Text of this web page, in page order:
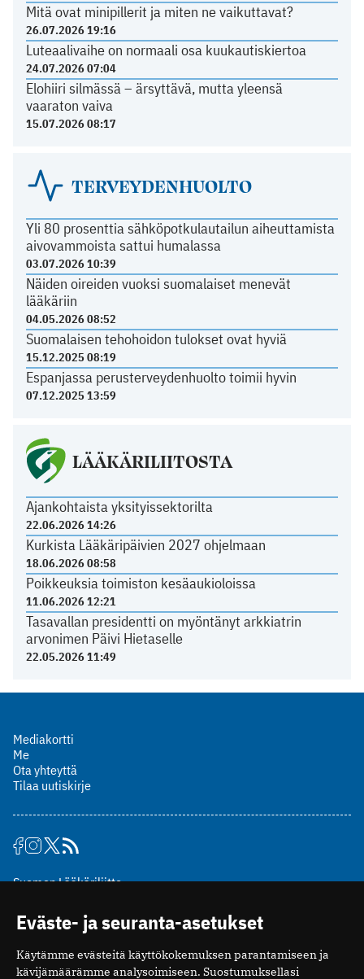
Mitä ovat minipillerit ja miten ne vaikuttavat?
26.07.2026 19:16
Luteaalivaihe on normaali osa kuukautiskiertoa
24.07.2026 07:04
Elohiiri silmässä – ärsyttävä, mutta yleensä
vaaraton vaiva
15.07.2026 08:17
TERVEYDENHUOLTO
Yli 80 prosenttia sähköpotkulautailun aiheuttamista
aivovammoista sattui humalassa
03.07.2026 10:39
Näiden oireiden vuoksi suomalaiset menevät
lääkäriin
04.05.2026 08:52
Suomalaisen tehohoidon tulokset ovat hyviä
15.12.2025 08:19
Espanjassa perusterveydenhuolto toimii hyvin
07.12.2025 13:59
LÄÄKÄRILIITOSTA
Ajankohtaista yksityissektorilta
22.06.2026 14:26
Kurkista Lääkäripäivien 2027 ohjelmaan
18.06.2026 08:58
Poikkeuksia toimiston kesäaukioloissa
11.06.2026 12:21
Tasavallan presidentti on myöntänyt arkkiatrin
arvonimen Päivi Hietaselle
22.05.2026 11:49
Mediakortti
Me
Ota yhteyttä
Tilaa uutiskirje
Suomen Lääkäriliitto
00510 Helsinki
puh. (09) 393 091
toimitus@potilaanlaakarilehti.fi
Eväste- ja seuranta-asetukset
Käytämme evästeitä käyttökokemuksen parantamiseen ja
kävijämäärämme analysoimiseen. Suostumuksellasi